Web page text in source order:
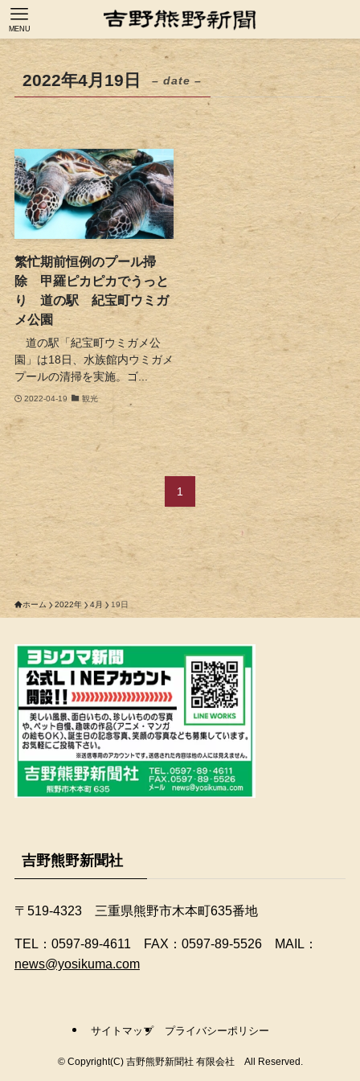
MENU
2022年4月19日 – date –
繁忙期前恒例のプール掃
除 甲羅ピカピカでうっと
り 道の駅 紀宝町ウミガ
メ公園
道の駅「紀宝町ウミガメ公
園」は18日、水族館内ウミガメ
プールの清掃を実施。ゴ...
2022-04-19 観光
1
ホーム 2022年 4月 19日
吉野熊野新聞社
〒519-4323 三重県熊野市木本町635番地
​TEL：0597-89-4611 FAX：0597-89-5526 MAIL：
news@yosikuma.com
サイトマップ プライバシーポリシー
©Copyright(C) 吉野熊野新聞社 有限会社 All Reserved.